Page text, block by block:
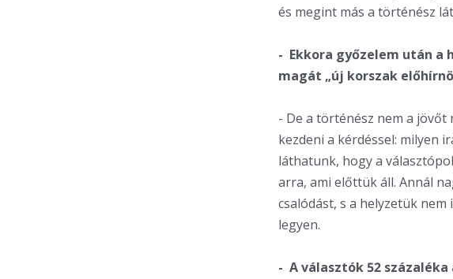
és megint más a történész
- Ekkora győzelem után
magát „új korszak
- De a történész nem a
kezdeni a kérdéssel: milyen
láthatunk, hogy a
arra, ami előttük áll. Annál
csalódást, s a helyzetük
legyen.
- A választók 52